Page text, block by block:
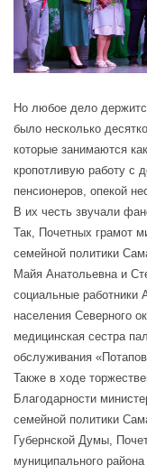
Но любое дело
было несколько
которые занимаются
кропотливую работу с
пенсионеров, опекой
В их честь звучали
Так, Почетных грамот
семейной политики
Майя Анатольевна и
социальные работники
населения Северного
медицинская сестра
обслуживания
Также в ходе
Благодарности
семейной политики
Губернской Думы,
муниципального